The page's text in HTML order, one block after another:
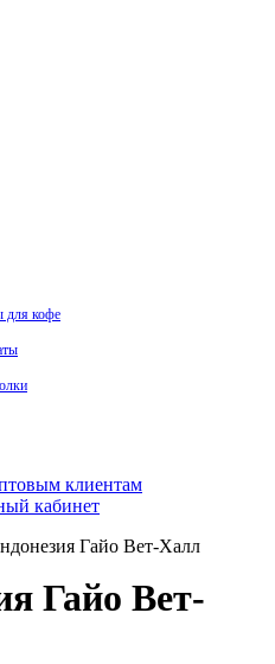
для кофе
клиентам
кабинет
Гайо Вет-Халл
Гайо Вет-